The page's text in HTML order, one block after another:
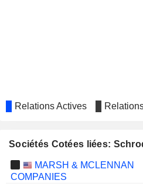
Relations Actives
Sociétés Cotées liées:
MARSH & MCLENNAN
COMPANIES